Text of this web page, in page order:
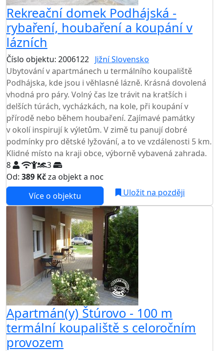
Rekreační domek Podhájská -
rybaření, houbaření a koupání v
lázních
Číslo objektu: 2006122 Jižní Slovensko
Ubytování v apartmánech u termálního koupaliště
Podhájska, kde jsou i věhlasné lázně. Krásná dovolená
vhodná pro páry. Volný čas lze trávit na kratších i
delších túrách, vycházkách, na kole, při koupání v
přírodě nebo během houbaření. Zajímavé památky
v okolí inspirují k výletům. V zimě tu panují dobré
podmínky pro dětské lyžování, a to ve vzdálenosti 5 km.
Klidné místo na kraji obce, výborně vybavená zahrada.
8
3
Od: 389 Kčza objekt a noc
Více o objektu
Uložit na později
Apartmán(y) Štúrovo - 100 m
termální koupaliště s celoročním
provozem